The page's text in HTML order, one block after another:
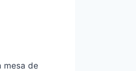
mesa de